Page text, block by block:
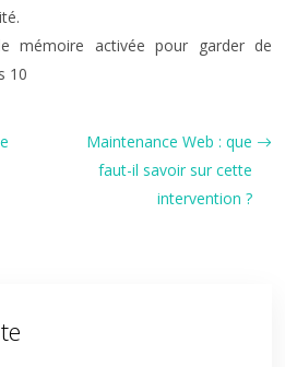
mémoire activée pour garder de
10
Maintenance Web : que
faut-il savoir sur cette
intervention ?